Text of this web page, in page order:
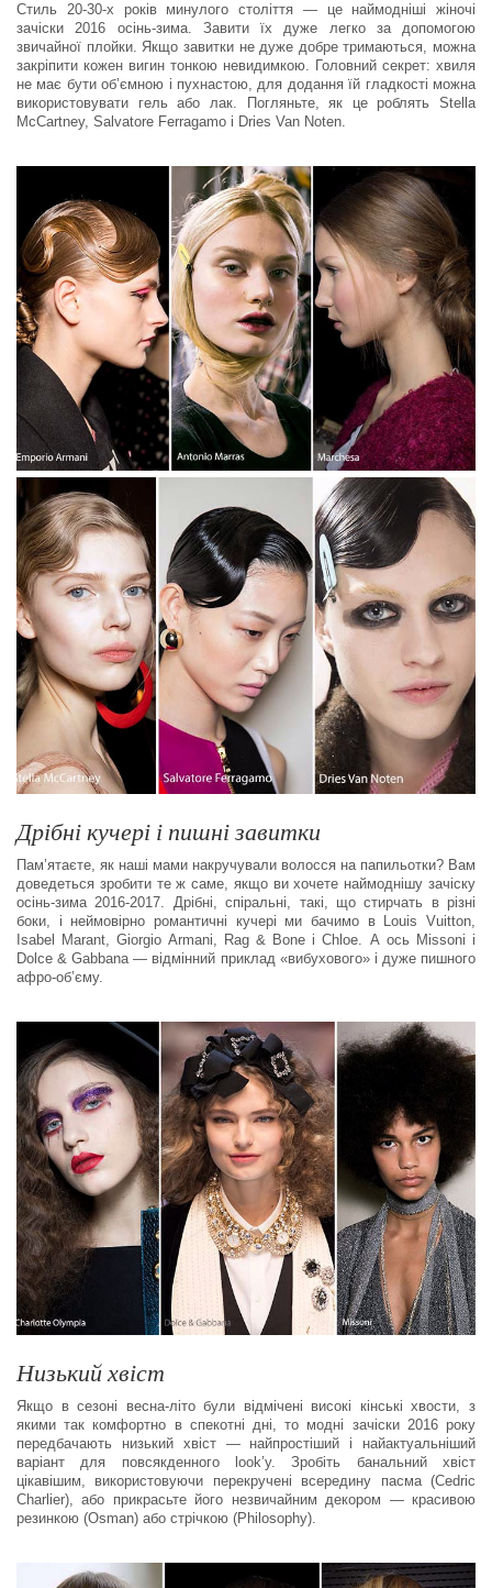
Стиль 20-30-х років минулого століття — це наймодніші жіночі
зачіски 2016 осінь-зима. Завити їх дуже легко за допомогою
звичайної плойки. Якщо завитки не дуже добре тримаються, можна
закріпити кожен вигин тонкою невидимкою. Головний секрет: хвиля
не має бути об’ємною і пухнастою, для додання їй гладкості можна
використовувати гель або лак. Погляньте, як це роблять Stella
McCartney, Salvatore Ferragamo і Dries Van Noten.
Дрібні кучері і пишні завитки
Пам’ятаєте, як наші мами накручували волосся на папильотки? Вам
доведеться зробити те ж саме, якщо ви хочете наймоднішу зачіску
осінь-зима 2016-2017. Дрібні, спіральні, такі, що стирчать в різні
боки, і неймовірно романтичні кучері ми бачимо в Louis Vuitton,
Isabel Marant, Giorgio Armani, Rag & Bone і Chloe. А ось Missoni і
Dolce & Gabbana — відмінний приклад «вибухового» і дуже пишного
афро-об’єму.
Низький хвіст
Якщо в сезоні весна-літо були відмічені високі кінські хвости, з
якими так комфортно в спекотні дні, то модні зачіски 2016 року
передбачають низький хвіст — найпростіший і найактуальніший
варіант для повсякденного look’у. Зробіть банальний хвіст
цікавішим, використовуючи перекручені всередину пасма (Cedric
Charlier), або прикрасьте його незвичайним декором — красивою
резинкою (Osman) або стрічкою (Philosophy).